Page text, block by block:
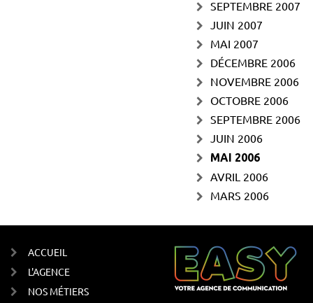
SEPTEMBRE 2007
JUIN 2007
MAI 2007
DÉCEMBRE 2006
NOVEMBRE 2006
OCTOBRE 2006
SEPTEMBRE 2006
JUIN 2006
MAI 2006
AVRIL 2006
MARS 2006
ACCUEIL
L'AGENCE
NOS MÉTIERS